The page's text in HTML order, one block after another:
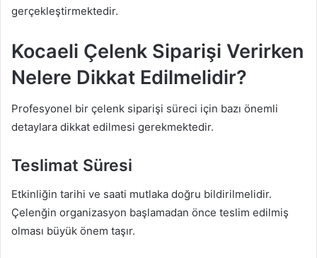
gerçekleştirmektedir.
Kocaeli Çelenk Siparişi Verirken
Nelere Dikkat Edilmelidir?
Profesyonel bir çelenk siparişi süreci için bazı önemli
detaylara dikkat edilmesi gerekmektedir.
Teslimat Süresi
Etkinliğin tarihi ve saati mutlaka doğru bildirilmelidir.
Çelenğin organizasyon başlamadan önce teslim edilmiş
olması büyük önem taşır.